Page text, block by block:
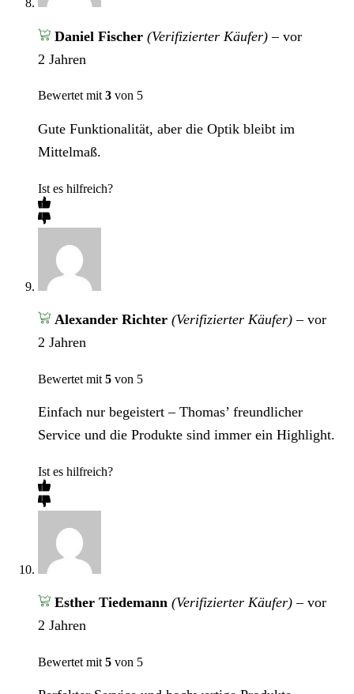
Daniel Fischer (Verifizierter Käufer) – vor
2 Jahren
Bewertet mit3 von 5
Gute Funktionalität, aber die Optik bleibt im
Mittelmaß.
Ist es hilfreich?
Alexander Richter (Verifizierter Käufer) – vor
2 Jahren
Bewertet mit 5 von 5
Einfach nur begeistert – Thomas’ freundlicher
Service und die Produkte sind immer ein Highlight.
Ist es hilfreich?
Esther Tiedemann (Verifizierter Käufer) – vor
2 Jahren
Bewertet mit 5 von 5